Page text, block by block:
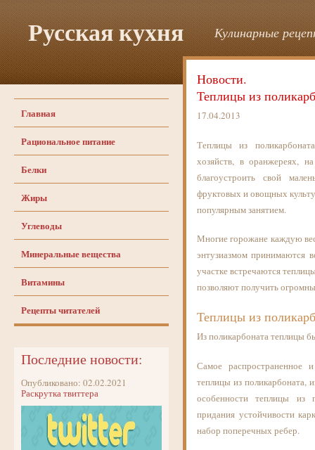
Русская кухня Кулинарные
Главная
Рациональное питание
Белки
Жиры
Углеводы
Минеральные вещества
Витамины
Рецепты читателей
Последние новости:
Опубликовано: 02.02.2021
Раскрутка твиттера
Новости.
Теплицы из
17.04.2013
Теплицы из
хозяйств, в оранжереях,
благоустроить свой
фруктовых и овощных
популярным занятием.
Многие горожане каждую
энтузиазмом принимаются
участке встречаются
позволяют получить
Теплицы из
Из поликарбоната теплицы
Самое распространенное
теплицы из поликарбоната,
особенности теплицы из
придания устойчивости
набор поперечных ребер.